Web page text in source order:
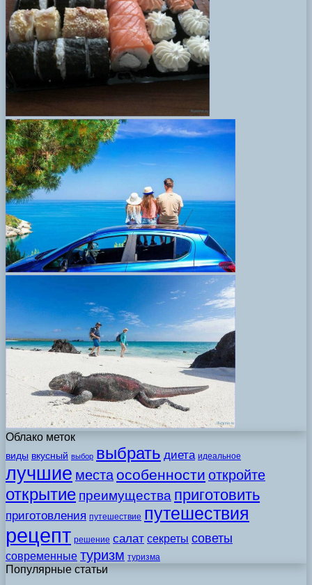
Облако меток
виды вкусный выбор выбрать диета идеальное
лучшие места особенности откройте
открытие преимущества приготовить
приготовления путешествие путешествия
рецепт решение салат секреты советы
современные туризм туризма
Популярные статьи